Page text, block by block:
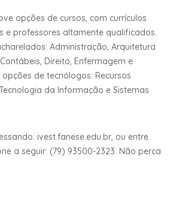
opções de cursos, com currículos
e professores altamente qualificados.
Administração, Arquitetura
Direito, Enfermagem e
de tecnólogos: Recursos
da Informação e Sistemas
ivest.fanese.edu.br, ou entre
a seguir: (79) 93500-2323. Não perca